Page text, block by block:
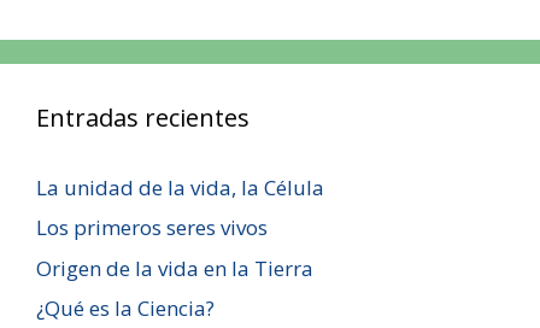
Entradas recientes
La unidad de la vida, la Célula
Los primeros seres vivos
Origen de la vida en la Tierra
¿Qué es la Ciencia?